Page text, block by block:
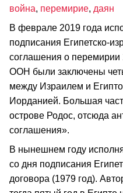
война, перемирие, даян
В феврале 2019 года
подписания Египетско-
соглашения о перемирии
ООН были заключены
между Израилем и
Иорданией. Большая
острове Родос, отсюда
соглашения».
В нынешнем году
со дня подписания
договора (1979 год).